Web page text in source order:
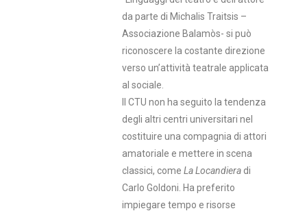
da parte di Michalis Traitsis –
Associazione Balamòs- si può
riconoscere la costante direzione
verso un’attività teatrale applicata
al sociale.
Il CTU non ha seguito la tendenza
degli altri centri universitari nel
costituire una compagnia di attori
amatoriale e mettere in scena
classici, come La Locandiera di
Carlo Goldoni. Ha preferito
impiegare tempo e risorse